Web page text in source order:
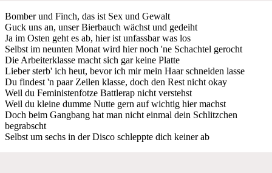
Bomber und Finch, das ist Sex und Gewalt
Guck uns an, unser Bierbauch wächst und gedeiht
Ja im Osten geht es ab, hier ist unfassbar was los
Selbst im neunten Monat wird hier noch 'ne Schachtel gerocht
Die Arbeiterklasse macht sich gar keine Platte
Lieber sterb' ich heut, bevor ich mir mein Haar schneiden lasse
Du findest 'n paar Zeilen klasse, doch den Rest nicht okay
Weil du Feministenfotze Battlerap nicht verstehst
Weil du kleine dumme Nutte gern auf wichtig hier machst
Doch beim Gangbang hat man nicht einmal dein Schlitzchen
begrabscht
Selbst um sechs in der Disco schleppte dich keiner ab